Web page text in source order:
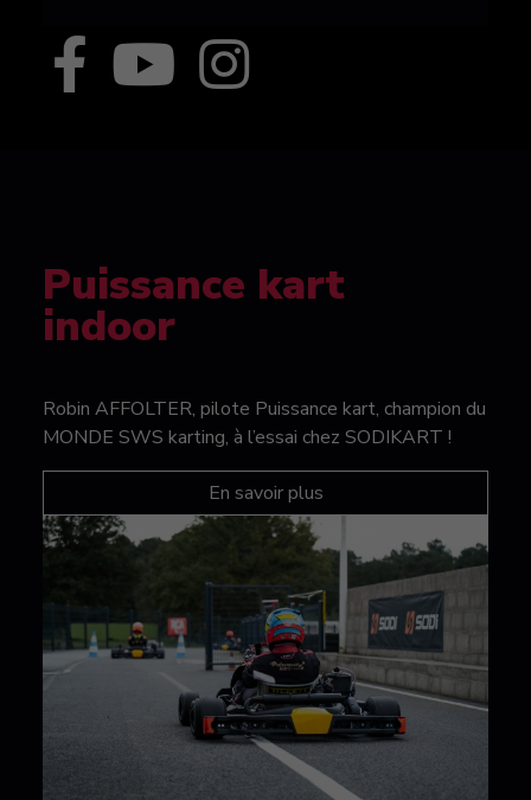
Puissance kart
indoor
Robin AFFOLTER, pilote Puissance kart, champion du
MONDE SWS karting, à l’essai chez SODIKART !
En savoir plus